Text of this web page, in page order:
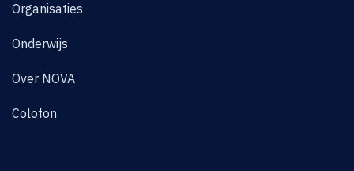
Organisaties
Onderwijs
Over NOVA
Colofon